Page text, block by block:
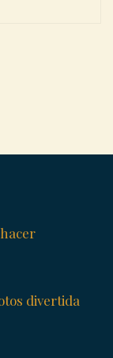
divertida